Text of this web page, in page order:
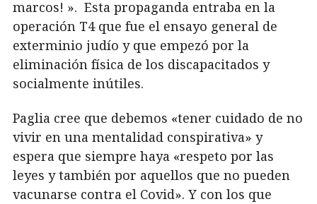
marcos! ». Esta propaganda entraba en la
operación T4 que fue el ensayo general de
exterminio judío y que empezó por la
eliminación física de los discapacitados y
socialmente inútiles.
Paglia cree que debemos «tener cuidado de no
vivir en una mentalidad conspirativa» y
espera que siempre haya «respeto por las
leyes y también por aquellos que no pueden
vacunarse contra el Covid». Y con los que